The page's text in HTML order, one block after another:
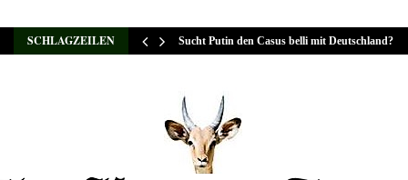
SCHLAGZEILEN Sucht Putin den Casus belli mit Deutschland?